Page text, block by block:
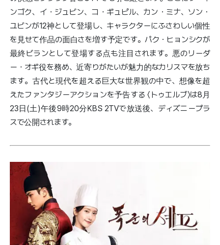
ンゴク、イ・ジュビン、コ・ギュピル、カン・ミナ、ソン・
ユビンが12神として登場し、キャラクターにふさわしい個性
を見せて作品の面白さを増す予定です。パク・ヒョンシクが
最終ビランとして登場する点も注目されます。悪のリーダ
ー・オギ役を務め、近寄りがたいが魅力的なカリスマを放ち
ます。古代と現代を超える巨大な世界観の中で、想像を超
えたファンタジーアクションを予告する 〈トゥエルブ〉は8月
23日(土)午後9時20分KBS 2TVで放送後、ディズニープラ
スで公開されます。